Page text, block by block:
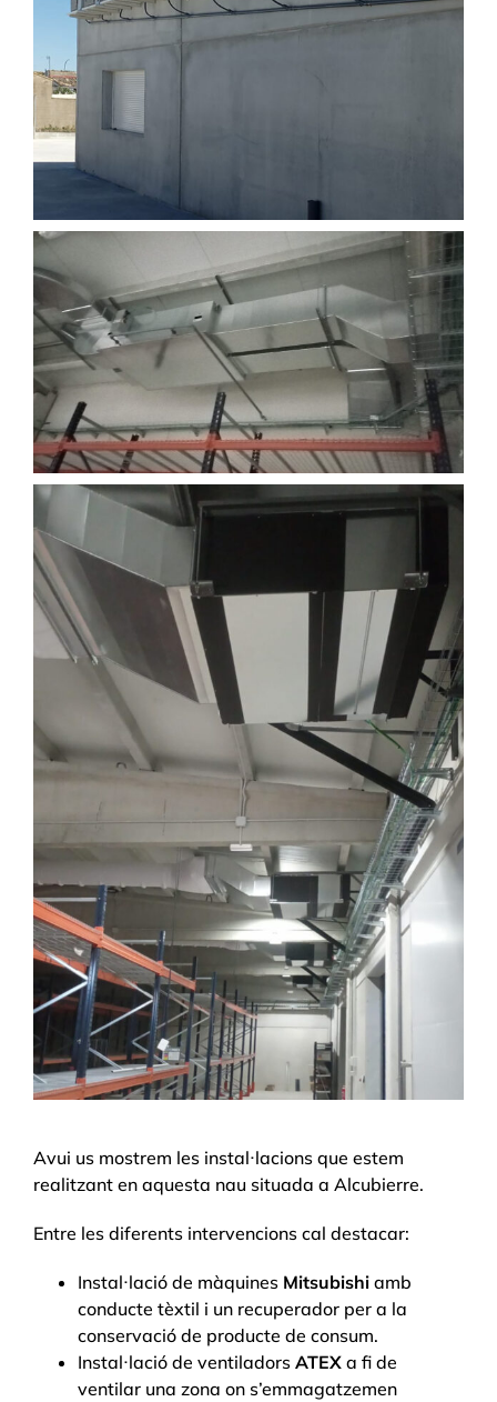
Avui us mostrem les instal·lacions que estem
realitzant en aquesta nau situada a Alcubierre.
Entre les diferents intervencions cal destacar:
Instal·lació de màquines Mitsubishi amb
conducte tèxtil i un recuperador per a la
conservació de producte de consum.
Instal·lació de ventiladors ATEX a fi de
ventilar una zona on s’emmagatzemen